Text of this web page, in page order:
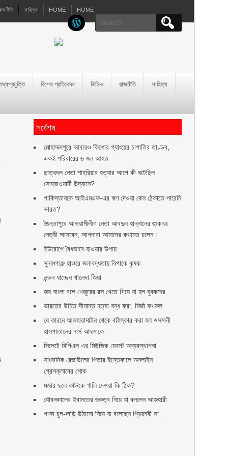
সাহিত্য HOME HOME
Search
for:
বিশেষ প্রতিবেদন ভিডিও রাজনীতি সাহিত্য
সর্বেশষ
মোহাম্মদপুরে আবারও কিশোর গ্যাংয়ের চাপাতির তাণ্ডব,
একই পরিবারের ৬ জন আহত
ছাত্রদল নেতা শাহরিয়ার হত্যার আগে কী ঘটেছিল
সোহরাওয়ার্দী উদ্যানে?
পাকিস্তানকে আইএমএফ-এর ঋণ দেওয়া কেন ঠেকাতে পারেনি
ভারত?
জৈন্তাপুরে আওয়ামীলীগ নেতা আবদুল হান্নানের হুংকারঃ
নেত্রী আসবেন; আপনারা আমাদের কথামত চলেন।
ইউরোপে বৈধভাবে যাওয়ার উপায়
সুনামগঞ্জে হাওরে জলাবদ্ধতায় বিপাকে কৃষক
লন্ডন যাচ্ছেন খালেদা জিয়া
জয় বাংলা বলে খেজুরের রস খেতে গিয়ে যা হল যুবকদের
ভারতের উচিত সীমান্ত হত্যা বন্ধ করা: মির্জা ফখরুল
যে কারনে আলহারামাইন থেকে বহিস্কার করা হল ওসমানী
হাসপাতালের নার্স আছমাকে
সিলেটে বিপিএল এর মিউজিক ফেস্টে অব্যবস্থাপনা
সাংবাদিক রেজাউলের পিতার ইন্তেকালে অনলাইন
প্রেসক্লাবের শোক
মজার ছলে কাউকে গালি দেওয়া কি ঠিক?
যৌবনকালের ইবাদতের গুরুত্ব নিয়ে যা বললেন আজহারী
পাকা চুল-দাড়ি উঠানো নিয়ে যা বলেছেন প্রিয়নবী সা.